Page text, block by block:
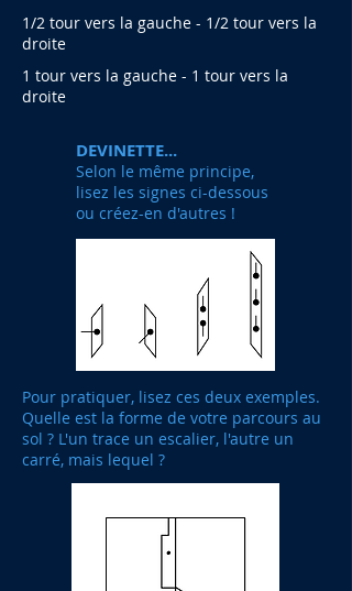
1/2 tour vers la gauche - 1/2 tour vers la
droite
1 tour vers la gauche - 1 tour vers la
droite
DEVINETTE...
Selon le même principe,
lisez les signes ci-dessous
ou créez-en d'autres !
Pour pratiquer, lisez ces deux exemples.
Quelle est la forme de votre parcours au
sol ? L'un trace un escalier, l'autre un
carré, mais lequel ?